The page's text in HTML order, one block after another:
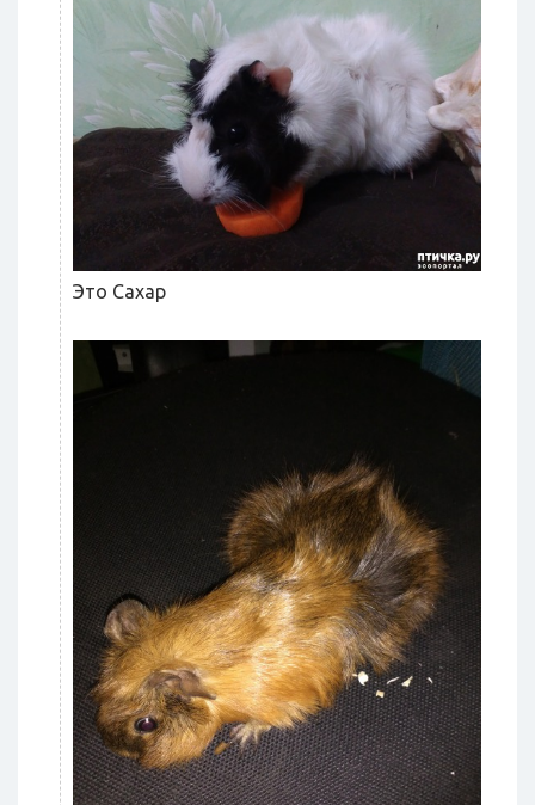
Это Сахар